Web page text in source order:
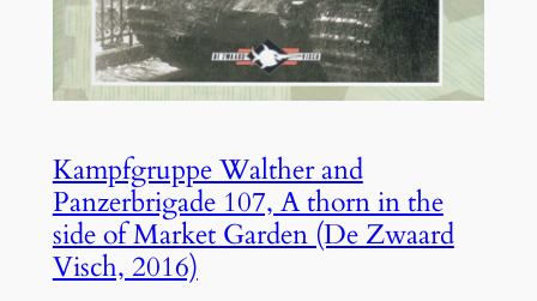
Kampfgruppe Walther and
Panzerbrigade 107, A thorn in the
side of Market Garden (De Zwaard
Visch, 2016)